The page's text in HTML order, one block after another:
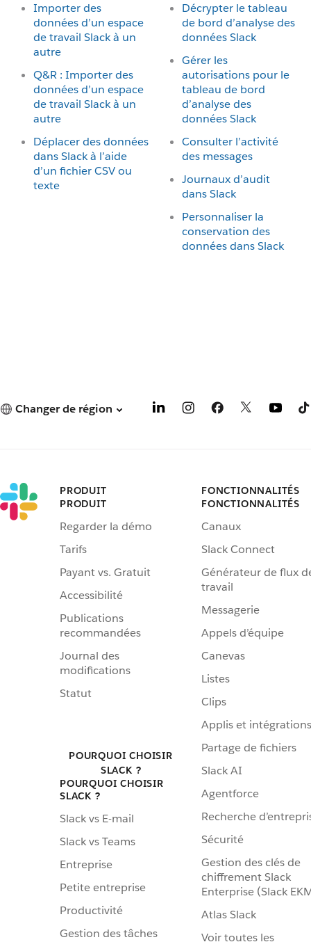
Importer des
données d’un espace
de travail Slack à un
autre
Q&R : Importer des
données d’un espace
de travail Slack à un
autre
Déplacer des données
dans Slack à l’aide
d’un fichier CSV ou
texte
Décrypter le tableau
de bord d’analyse des
données Slack
Gérer les
autorisations pour le
tableau de bord
d’analyse des
données Slack
Consulter l’activité
des messages
Journaux d’audit
dans Slack
Personnaliser la
conservation des
données dans Slack
Changer de région
PRODUIT
PRODUIT
Regarder la démo
Tarifs
Payant vs. Gratuit
Accessibilité
Publications
recommandées
Journal des
modifications
Statut
POURQUOI CHOISIR
SLACK ?
POURQUOI CHOISIR
SLACK ?
Slack vs E-mail
Slack vs Teams
Entreprise
Petite entreprise
Productivité
Gestion des tâches
FONCTIONNALITÉS
FONCTIONNALITÉS
Canaux
Slack Connect
Générateur de flux
travail
Messagerie
Appels d’équipe
Canevas
Listes
Clips
Applis et intégrations
Partage de fichiers
Slack AI
Agentforce
Recherche
Sécurité
Gestion des clés de
chiffrement Slack
Enterprise (Slack
Atlas Slack
Voir toutes les